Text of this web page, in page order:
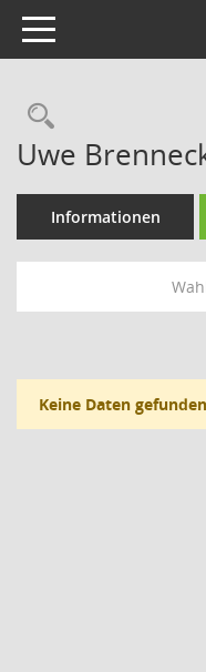
Toggle navigation
Uwe
Informationen
Keine Daten